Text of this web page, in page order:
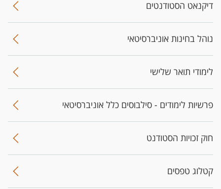
דיקנאט הסטודנטים
נוהל בחינות אוניברסיטאי
לימודי תואר שלישי
פרשיות לימודים - סילבוסים כלל אוניברסיטאי
חוק זכויות הסטודנט
קטלוג טפסים